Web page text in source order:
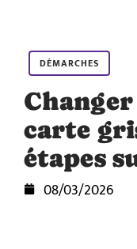
DÉMARCHES
carte
étapes
08/03/2026